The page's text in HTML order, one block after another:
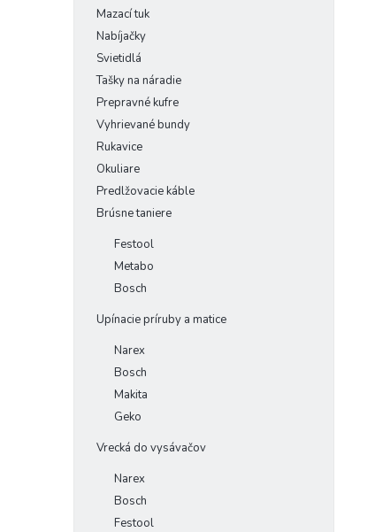
Mazací tuk
Nabíjačky
Svietidlá
Tašky na náradie
Prepravné kufre
Vyhrievané bundy
Rukavice
Okuliare
Predlžovacie káble
Brúsne taniere
Festool
Metabo
Bosch
Upínacie príruby a matice
Narex
Bosch
Makita
Geko
Vrecká do vysávačov
Narex
Bosch
Festool